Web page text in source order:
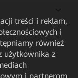
treści i reklam,
i
również
użytkownika z